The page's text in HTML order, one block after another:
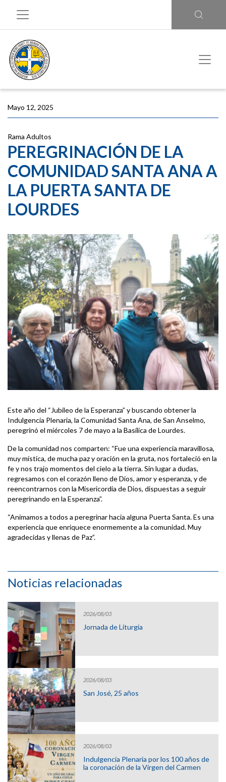
Mayo 12, 2025
Rama Adultos
PEREGRINACIÓN DE LA
COMUNIDAD SANTA ANA A
LA PUERTA SANTA DE
LOURDES
Este año del “Jubileo de la Esperanza” y buscando obtener la
Indulgencia Plenaria, la Comunidad Santa Ana, de San Anselmo,
peregrinó el miércoles 7 de mayo a la Basílica de Lourdes.
De la comunidad nos comparten: “Fue una experiencia maravillosa,
muy mística, de mucha paz y oración en la gruta, nos fortaleció en la
fe y nos trajo momentos del cielo a la tierra. Sin lugar a dudas,
regresamos con el corazón lleno de Dios, amor y esperanza, y de
reencontrarnos con la Misericordia de Dios, dispuestas a seguir
peregrinando en la Esperanza”.
“Animamos a todos a peregrinar hacia alguna Puerta Santa. Es una
experiencia que enriquece enormemente a la comunidad. Muy
agradecidas y llenas de Paz”.
Noticias relacionadas
2026/08/03
Jornada de Liturgia
2026/08/03
San José, 25 años
2026/08/03
Indulgencia Plenaria por los 100 años de
la coronación de la Virgen del Carmen